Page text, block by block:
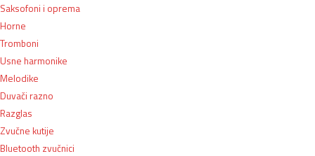
Saksofoni i oprema
Horne
Tromboni
Usne harmonike
Melodike
Duvači razno
Razglas
Zvučne kutije
Bluetooth zvučnici